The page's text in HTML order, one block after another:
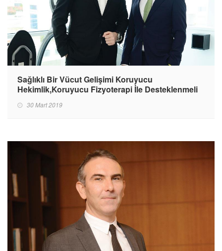
Sağlıklı Bir Vücut Gelişimi Koruyucu
Hekimlik,Koruyucu Fizyoterapi İle Desteklenmeli
30 Mart 2019